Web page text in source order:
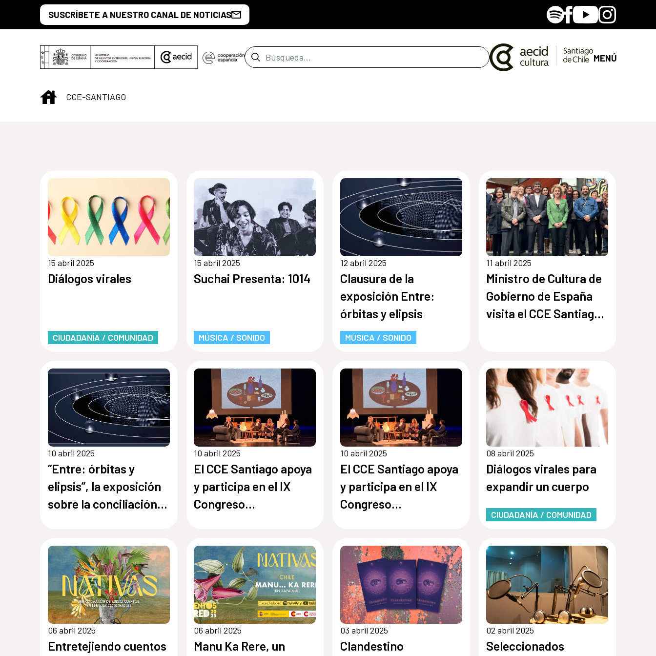
Saltar al contenido principal
SUSCRÍBETE A NUESTRO CANAL DE NOTICIAS SpotifyFacebook
YoutubeInstagram
Barra de búsqueda MENÚ
INICIO
CCE-SANTIAGO
15 abril 2025
Diálogos virales
CIUDADANÍA / COMUNIDAD
15 abril 2025
Suchai Presenta: 1014
MÚSICA / SONIDO
12 abril 2025
Clausura de la
exposición Entre:
órbitas y elipsis
MÚSICA / SONIDO
11 abril 2025
Ministro de Cultura de
Gobierno de España
visita el CCE Santiago
del Exilio Español en
Chile
10 abril 2025
“Entre: órbitas y
elipsis”, la exposición
sobre la conciliación
despide con un
concierto en el
CCESantiago
10 abril 2025
El CCE Santiago apoya
y participa en el IX
Congreso
en Chile
10 abril 2025
El CCE Santiago apoya
y participa en el IX
Congreso
en Chile
08 abril 2025
Diálogos virales para
expandir un cuerpo
CIUDADANÍA / COMUNIDAD
06 abril 2025
Entretejiendo cuentos
06 abril 2025
Manu Ka Rere, un
03 abril 2025
Clandestino
02 abril 2025
Seleccionados